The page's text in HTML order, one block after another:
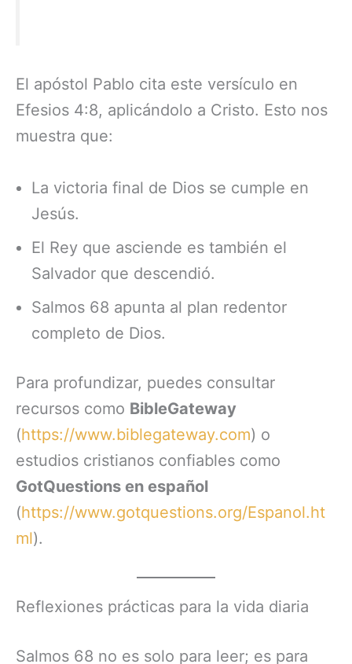
El apóstol Pablo cita este versículo en
Efesios 4:8, aplicándolo a Cristo. Esto nos
muestra que:
La victoria final de Dios se cumple en
Jesús.
El Rey que asciende es también el
Salvador que descendió.
Salmos 68 apunta al plan redentor
completo de Dios.
Para profundizar, puedes consultar
recursos como BibleGateway
(https://www.biblegateway.com) o
estudios cristianos confiables como
GotQuestions en español
(https://www.gotquestions.org/Espanol.ht
ml).
Reflexiones prácticas para la vida diaria
Salmos 68 no es solo para leer; es para